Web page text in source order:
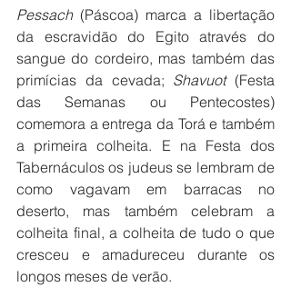
Pessach (Páscoa) marca a libertação
da escravidão do Egito através do
sangue do cordeiro, mas também das
primícias da cevada; Shavuot (Festa
das Semanas ou Pentecostes)
comemora a entrega da Torá e também
a primeira colheita. E na Festa dos
Tabernáculos os judeus se lembram de
como vagavam em barracas no
deserto, mas também celebram a
colheita final, a colheita de tudo o que
cresceu e amadureceu durante os
longos meses de verão.